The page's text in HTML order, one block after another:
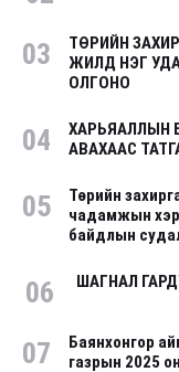
03
ТӨРИЙН
ЖИЛД НЭГ
ОЛГОНО
04
ХАРЬЯАЛЛЫН
АВАХААС
05
Төрийн
чадамжын
байдлын
06 ШАГНАЛ
07
Баянхонгор
газрын 2025